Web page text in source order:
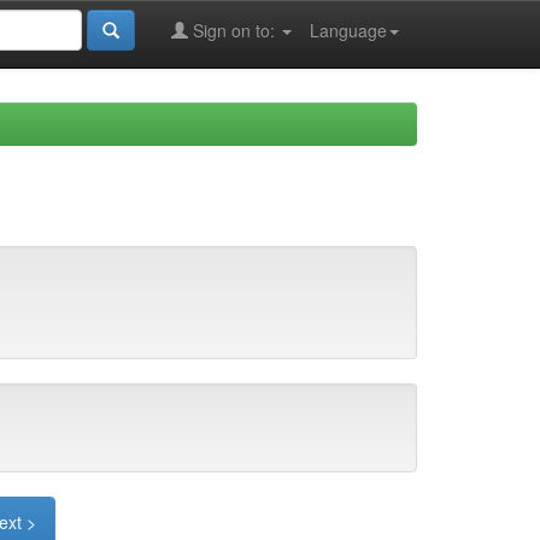
Language
Sign on to:
>